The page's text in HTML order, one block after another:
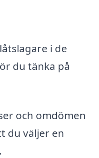
i de
du tänka på
och omdömen
du väljer en